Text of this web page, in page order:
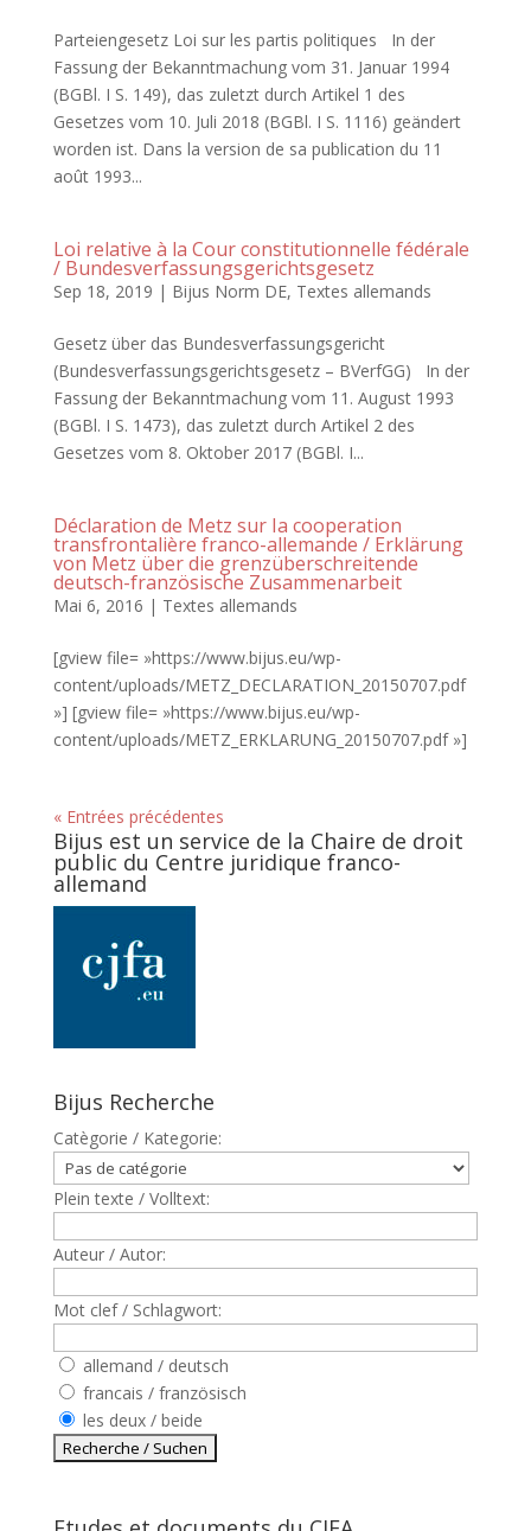
Parteiengesetz Loi sur les partis politiques In der
Fassung der Bekanntmachung vom 31. Januar 1994
(BGBl. I S. 149), das zuletzt durch Artikel 1 des
Gesetzes vom 10. Juli 2018 (BGBl. I S. 1116) geändert
worden ist. Dans la version de sa publication du 11
août 1993...
Loi relative à la Cour constitutionnelle fédérale
/ Bundesverfassungsgerichtsgesetz
Sep 18, 2019 | Bijus Norm DE, Textes allemands
Gesetz über das Bundesverfassungsgericht
(Bundesverfassungsgerichtsgesetz – BVerfGG) In der
Fassung der Bekanntmachung vom 11. August 1993
(BGBl. I S. 1473), das zuletzt durch Artikel 2 des
Gesetzes vom 8. Oktober 2017 (BGBl. I...
Déclaration de Metz sur Ia cooperation
transfrontalière franco-allemande / Erklärung
von Metz über die grenzüberschreitende
deutsch-französische Zusammenarbeit
Mai 6, 2016 | Textes allemands
[gview file= »https://www.bijus.eu/wp-
content/uploads/METZ_DECLARATION_20150707.pdf
»] [gview file= »https://www.bijus.eu/wp-
content/uploads/METZ_ERKLARUNG_20150707.pdf »]
« Entrées précédentes
Bijus est un service de la Chaire de droit
public du Centre juridique franco-
allemand
Bijus Recherche
Catègorie / Kategorie:
Plein texte / Volltext:
Auteur / Autor:
Mot clef / Schlagwort:
allemand / deutsch
francais / französisch
les deux / beide